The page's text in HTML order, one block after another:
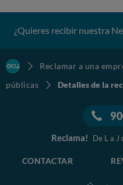
¿Quieres recibir nuestra
Reclamar a una
públicas
Detalles de la
Reclama! De L a J
CONTACTAR